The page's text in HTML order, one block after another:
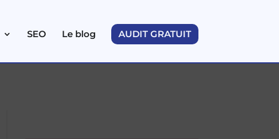
SEO Le blog AUDIT GRATUIT